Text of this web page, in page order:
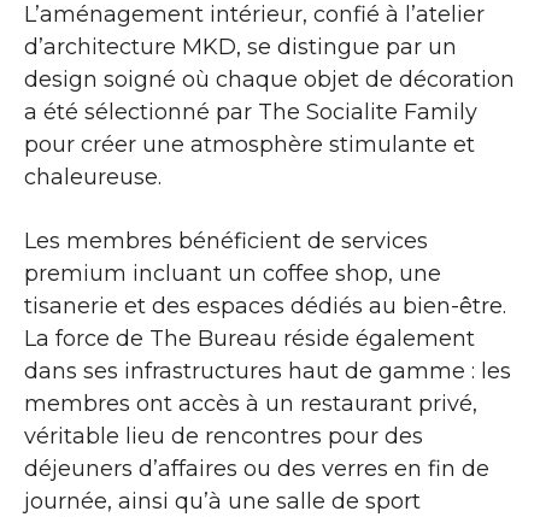
L’aménagement intérieur, confié à l’atelier
d’architecture MKD, se distingue par un
design soigné où chaque objet de décoration
a été sélectionné par The Socialite Family
pour créer une atmosphère stimulante et
chaleureuse.
Les membres bénéficient de services
premium incluant un coffee shop, une
tisanerie et des espaces dédiés au bien-être.
La force de The Bureau réside également
dans ses infrastructures haut de gamme : les
membres ont accès à un restaurant privé,
véritable lieu de rencontres pour des
déjeuners d’affaires ou des verres en fin de
journée, ainsi qu’à une salle de sport